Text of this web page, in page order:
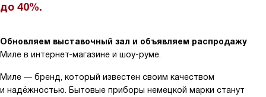
до 40%.
Обновляем выставочный зал и объявляем распродажу
Миле в интернет-магазине и шоу-руме.
Миле — бренд, который известен своим качеством
и надёжностью. Бытовые приборы немецкой марки станут